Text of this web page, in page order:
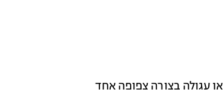
עגולה בצורה צפופה אחד